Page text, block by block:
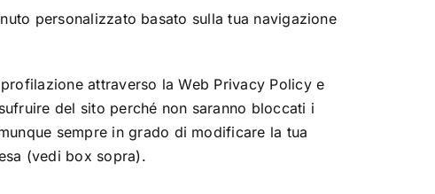
personalizzato basato sulla tua navigazione
attraverso la Web Privacy Policy e
del sito perché non saranno bloccati i
sempre in grado di modificare la tua
(vedi box sopra).